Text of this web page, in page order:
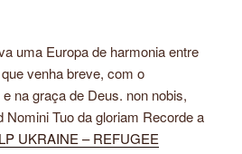
uma Europa de harmonia entre
venha breve, com o
na graça de Deus. non nobis,
Nomini Tuo da gloriam Recorde a
UKRAINE – REFUGEE